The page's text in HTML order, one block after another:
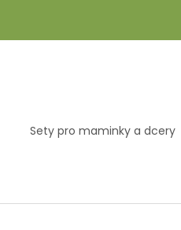
Sety pro maminky a dcery